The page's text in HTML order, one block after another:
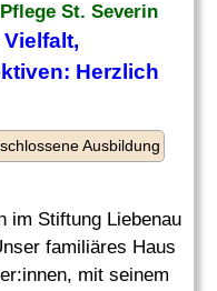
St. Severin
Vielfalt,
Herzlich
Ausbildung
im Stiftung Liebenau
familiäres Haus
mit seinem